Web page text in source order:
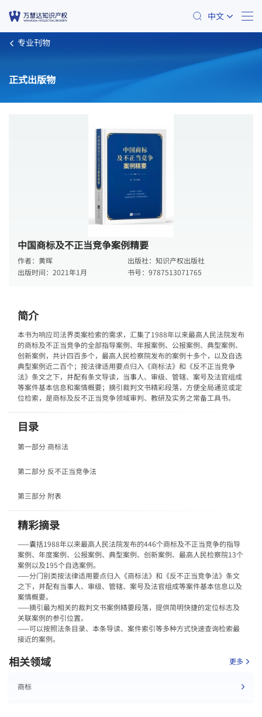
中文
专业刊物
正式出版物
中国商标及不正当竞争案例精要
作者： 黄晖 出版社：知识产权出版社
出版时间： 2021年1月 书号：9787513071765
简介
本书为响应司法界类案检索的需求，汇集了1988年以来最高人民法院发布
的商标及不正当竞争的全部指导案例、年报案例、公报案例、典型案例、
创新案例，共计四百多个，最高人民检察院发布的案例十多个，以及自选
典型案例近二百个；按法律适用要点归入《商标法》和《反不正当竞争
法》条文之下，并配有条文导读，当事人、审级、管辖、案号及法官组成
等案件基本信息和案情概要；摘引裁判文书精彩段落，方便全局通览或定
位检索，是商标及反不正当竞争领域审判、教研及实务之常备工具书。
目录
第一部分 商标法
第二部分 反不正当竞争法
第三部分 附表
精彩摘录
——囊括1988年以来最高人民法院发布的446个商标及不正当竞争的指导
案例、年度案例、公报案例、典型案例、创新案例、最高人民检察院13个
案例以及195个自选案例。
——分门别类按法律适用要点归入《商标法》和《反不正当竞争法》条文
之下，并配有当事人、审级、管辖、案号及法官组成等案件基本信息以及
案情概要。
——摘引最为相关的裁判文书案例精要段落，提供简明快捷的定位标志及
关联案例的参引位置。
——可以按照法条目录、本条导读、案件索引等多种方式快速查询检索最
接近的案例。
相关领域 更多
商标